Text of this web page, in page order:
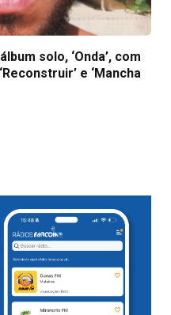
solo, ‘Onda’, com
e ‘Mancha